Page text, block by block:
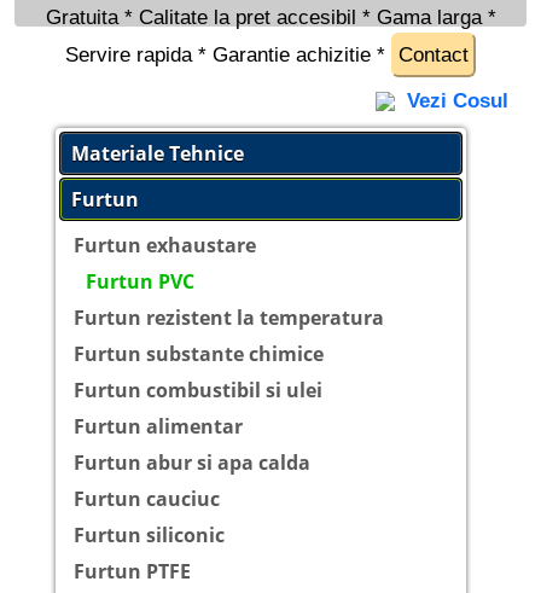
Gratuita * Calitate la pret accesibil * Gama larga *
Servire rapida * Garantie achizitie * Contact
Vezi Cosul
Materiale Tehnice
Furtun
Furtun exhaustare
Furtun PVC
Furtun rezistent la temperatura
Furtun substante chimice
Furtun combustibil si ulei
Furtun alimentar
Furtun abur si apa calda
Furtun cauciuc
Furtun siliconic
Furtun PTFE